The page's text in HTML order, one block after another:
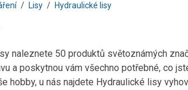
Lisy Hydraulické lisy
naleznete 50 produktů světoznámých
a poskytnou vám všechno potřebné, co
hobby, u nás najdete Hydraulické lisy